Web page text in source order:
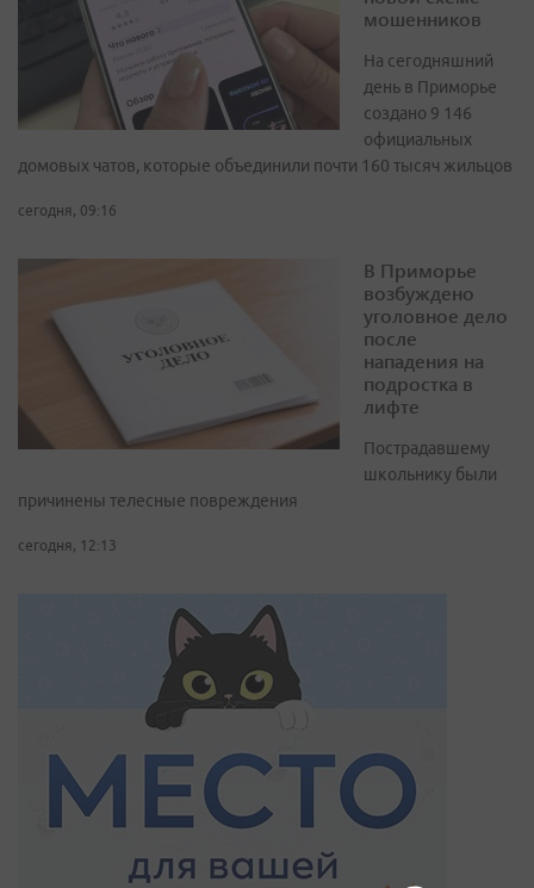
мошенников
На сегодняшний
день в Приморье
создано 9 146
официальных
домовых чатов, которые объединили почти 160 тысяч жильцов
сегодня, 09:16
В Приморье
возбуждено
уголовное дело
после
нападения на
подростка в
лифте
Пострадавшему
школьнику были
причинены телесные повреждения
сегодня, 12:13